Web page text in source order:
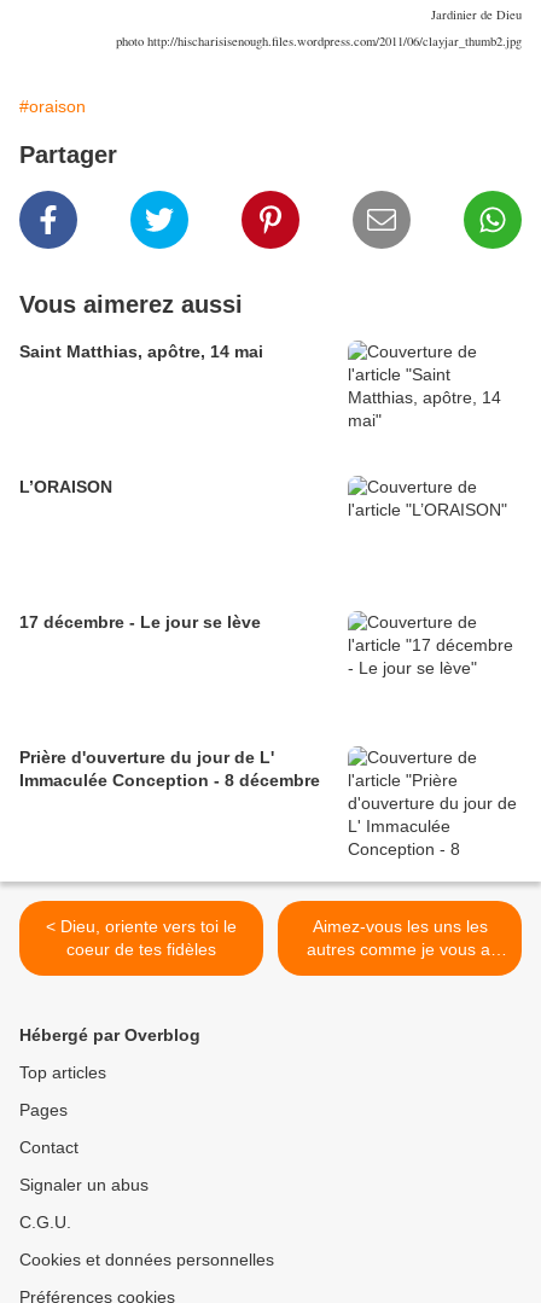
Jardinier de Dieu
photo http://hischarisisenough.files.wordpress.com/2011/06/clayjar_thumb2.jpg
#oraison
Partager
Vous aimerez aussi
Saint Matthias, apôtre, 14 mai
L’ORAISON
17 décembre - Le jour se lève
Prière d'ouverture du jour de L'
Immaculée Conception - 8 décembre
< Dieu, oriente vers toi le
coeur de tes fidèles
Aimez-vous les uns les
autres comme je vous ai
aimés >
Hébergé par Overblog
Top articles
Pages
Contact
Signaler un abus
C.G.U.
Cookies et données personnelles
Préférences cookies